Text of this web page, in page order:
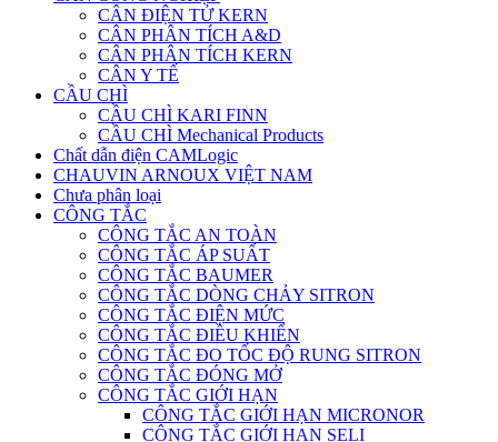
CÂN ĐIỆN TỬ KERN
CÂN PHÂN TÍCH A&D
CÂN PHÂN TÍCH KERN
CÂN Y TẾ
CẦU CHÌ
CẦU CHÌ KARI FINN
CẦU CHÌ Mechanical Products
Chất dẫn điện CAMLogic
CHAUVIN ARNOUX VIỆT NAM
Chưa phân loại
CÔNG TẮC
CÔNG TẮC AN TOÀN
CÔNG TẮC ÁP SUẤT
CÔNG TẮC BAUMER
CÔNG TẮC DÒNG CHẢY SITRON
CÔNG TẮC ĐIỆN MỨC
CÔNG TẮC ĐIỀU KHIỂN
CÔNG TẮC ĐO TỐC ĐỘ RUNG SITRON
CÔNG TẮC ĐÓNG MỞ
CÔNG TẮC GIỚI HẠN
CÔNG TẮC GIỚI HẠN MICRONOR
CÔNG TẮC GIỚI HẠN SELI